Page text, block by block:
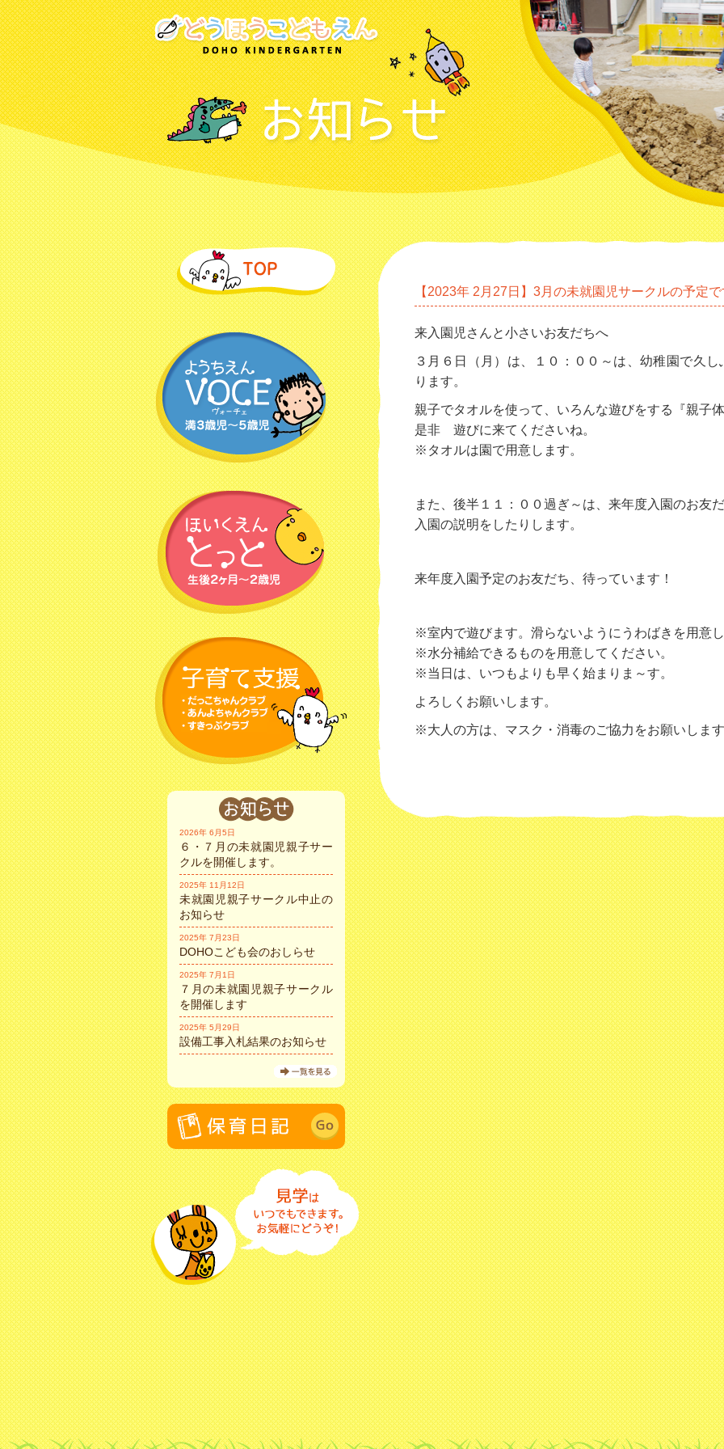
【2023年 2月27日】3月の未就園児サークルの予定
来入園児さんと小さいお友だちへ
３月６日（月）は、１０：００～は、幼稚園で久
ります。
親子でタオルを使って、いろんな遊びをする『親子
是非 遊びに来てくださいね。
※タオルは園で用意します。
また、後半１１：００過ぎ～は、 来年度入園のお友
入園の説明をしたりします。
来年度入園予定のお友だち、待っています！
※室内で遊びます。滑らないようにうわばきを用意
※水分補給できるものを用意してください。
※当日は、いつもよりも早く始まりま～す。
よろしくお願いします。
※大人の方は、マスク・消毒のご協力をお願いしま
2026年 6月5日
６・７月の未就園児親子サー
クルを開催します。
2025年 11月12日
未就園児親子サークル中止の
お知らせ
2025年 7月23日
DOHOこども会のおしらせ
2025年 7月1日
７月の未就園児親子サークル
を開催します
2025年 5月29日
設備工事入札結果のお知らせ